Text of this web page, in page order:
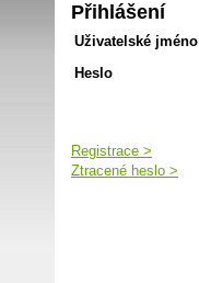
Přihlášení
Uživatelské jméno
Heslo
Registrace >
Ztracené heslo >